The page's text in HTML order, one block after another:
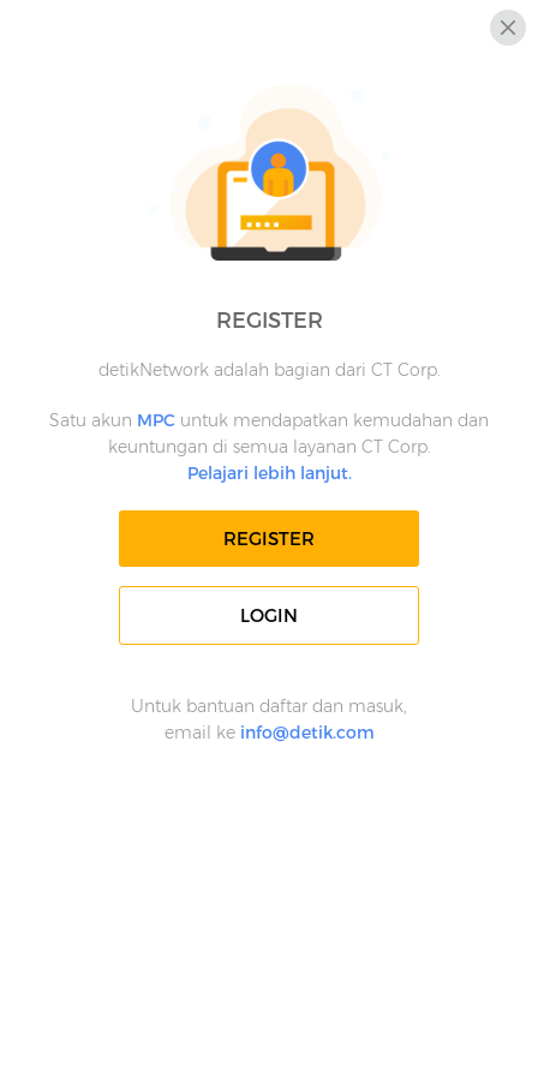
REGISTER
detikNetwork adalah bagian dari CT Corp.
Satu akun MPC untuk mendapatkan kemudahan dan
keuntungan di semua layanan CT Corp.
Pelajari lebih lanjut.
REGISTER
LOGIN
Untuk bantuan daftar dan masuk,
email ke info@detik.com